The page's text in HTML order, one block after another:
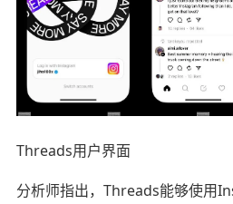
Threads用户界面
分析师指出，Threads能够使用